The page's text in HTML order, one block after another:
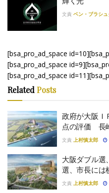
文責 ベン・ブラシュ
[bsa_pro_ad_space
[bsa_pro_ad_space
[bsa_pro_ad_space
Related Posts
政府が大阪Ｉ
点の評価 長
文責 上村慎太郎
大阪ダブル
選、市長には
文責 上村慎太郎